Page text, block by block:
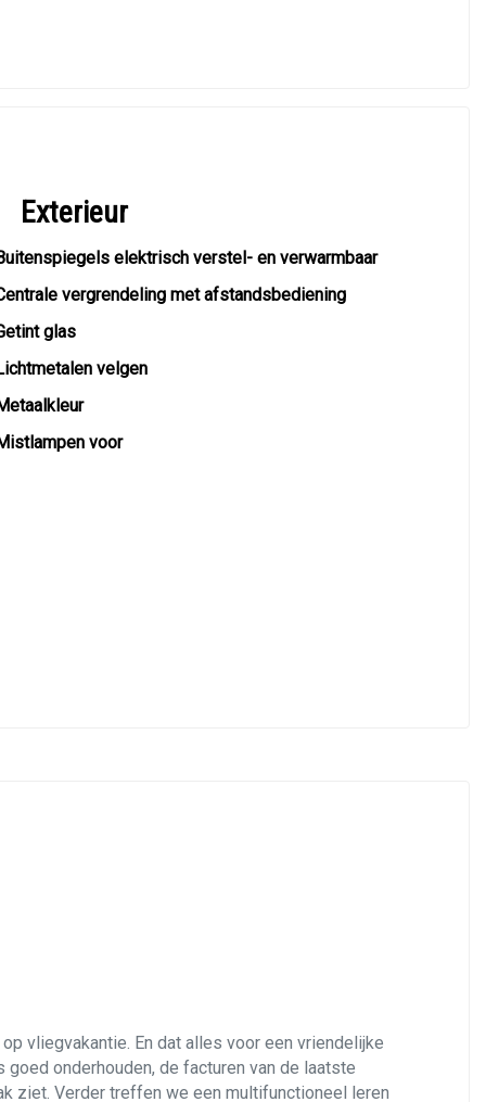
Exterieur
elektrisch verstel- en verwarmbaar
vergrendeling met afstandsbediening
glas
velgen
voor
vliegvakantie. En dat alles voor een vriendelijke
onderhouden, de facturen van de laatste
ziet. Verder treffen we een multifunctioneel leren